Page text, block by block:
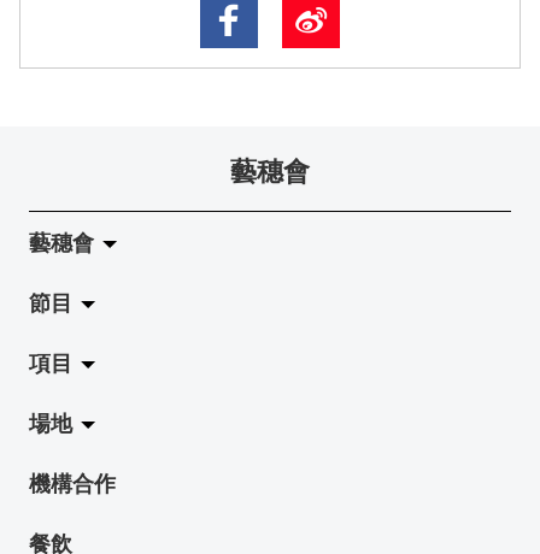
藝穗會
藝穗會
關於藝穗會
藝穗會的演化
使命與宗旨
藝穗會架構
檔案庫
節目
拉闊
展覽
演出
活動
項目
Jazz-Go-Central, Jazz-Go-Fringe
LPL
2015-16 藝術場地資助計劃
場地
陳麗玲畫廊
奶庫
機構合作
餐飲